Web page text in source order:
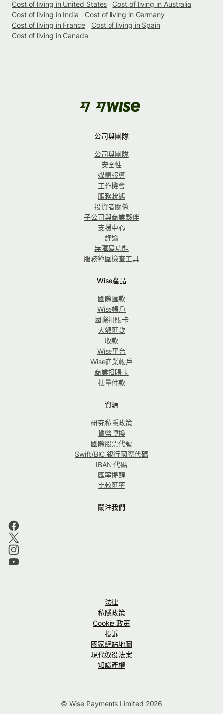
Cost of living in United States
Cost of living in Australia
Cost of living in India
Cost of living in Germany
Cost of living in France
Cost of living in Spain
Cost of living in Canada
公司與團隊
公司與團隊
安全性
媒體報導
工作機會
服務狀態
投資者關係
子公司與商業夥伴
支援中心
評論
無障礙功能
服務範圍檢查工具
Wise產品
國際匯款
Wise帳戶
國際扣賬卡
大額匯款
收款
Wise平台
Wise商業帳戶
商業扣賬卡
批量付款
資源
研究私隱政策
貨幣轉換
國際股票代號
Swift/BIC 銀行國際代碼
IBAN 代碼
匯率提醒
比較匯率
關注我們
法律
私隱政策
Cookie 政策
投訴
國家網站地圖
現代奴役法案
知識產權
© Wise Payments Limited 2026